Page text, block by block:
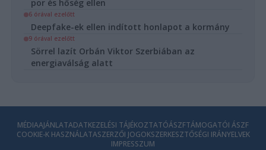
por és hőség ellen
6 órával ezelőtt
Deepfake-ek ellen indított honlapot a kormány
9 órával ezelőtt
Sörrel lazít Orbán Viktor Szerbiában az
energiaválság alatt
MÉDIAAJÁNLATADATKEZELÉSI TÁJÉKOZTATÓÁSZFTÁMOGATÓI ÁSZF
COOKIE-K HASZNÁLATASZERZŐI JOGOKSZERKESZTŐSÉGI IRÁNYELVEK
IMPRESSZUM